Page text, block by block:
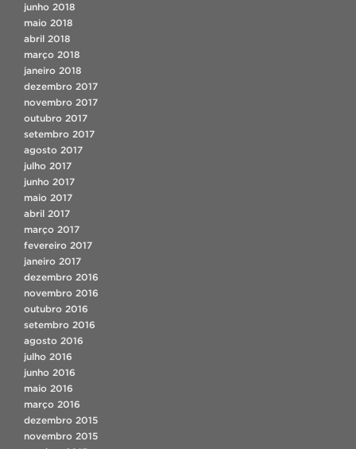
junho 2018
maio 2018
abril 2018
março 2018
janeiro 2018
dezembro 2017
novembro 2017
outubro 2017
setembro 2017
agosto 2017
julho 2017
junho 2017
maio 2017
abril 2017
março 2017
fevereiro 2017
janeiro 2017
dezembro 2016
novembro 2016
outubro 2016
setembro 2016
agosto 2016
julho 2016
junho 2016
maio 2016
março 2016
dezembro 2015
novembro 2015